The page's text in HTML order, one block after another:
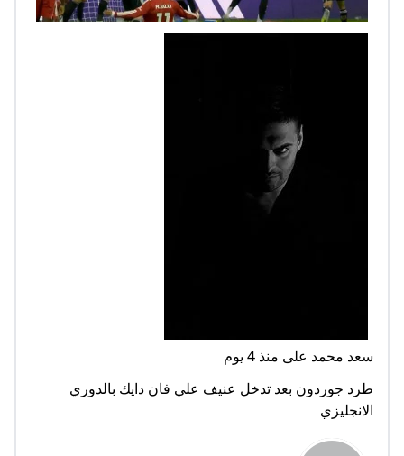
سعد محمد على منذ 4 يوم
طرد جوردون بعد تدخل عنيف علي فان دايك بالدوري
الانجليزي